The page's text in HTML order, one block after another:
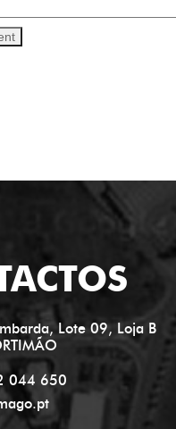
Lote 09, Loja B
044 650